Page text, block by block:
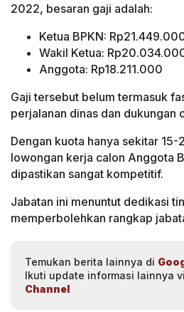
2022, besaran gaji adalah:
Ketua BPKN:
Wakil Ketua:
Anggota: Rp18.211.000
Gaji tersebut belum termasuk
perjalanan dinas dan dukungan
Dengan kuota hanya sekitar
lowongan kerja calon Anggota
dipastikan sangat kompetitif.
Jabatan ini menuntut dedikasi
memperbolehkan rangkap
Temukan berita lainnya di
Ikuti update informasi lainnya
Channel